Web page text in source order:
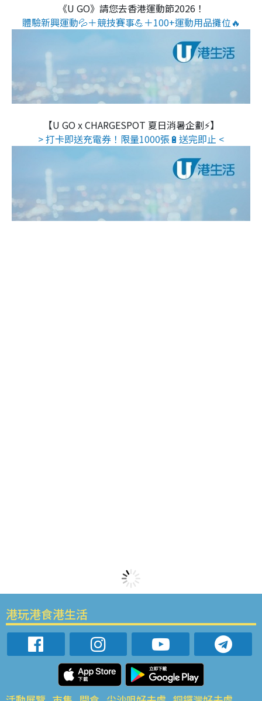
《U GO》請您去香港運動節2026！
體驗新興運動💦＋競技賽事💪＋100+運動用品攤位🔥
【U GO x CHARGESPOT 夏日消暑企劃⚡】
> 打卡即送充電券！限量1000張🔋送完即止 <
港玩港食港生活